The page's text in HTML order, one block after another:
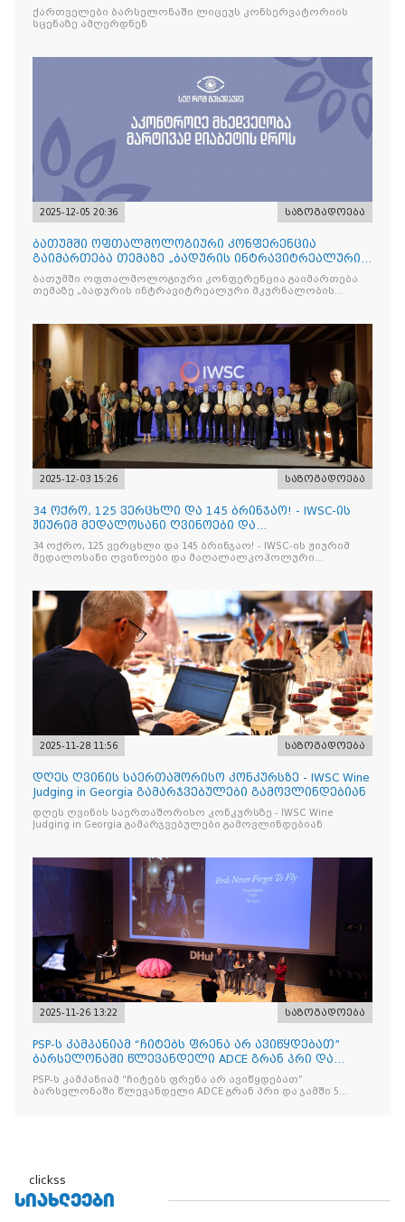
ქართველები ბარსელონაში ლიცეუს კონსერვატორიის
სცენაზე ამღერდნენ
2025-12-05 20:36 საზოგადოება
ბათუმში ოფთალმოლოგიური კონფერენცია
გაიმართება თემაზე „ბადურის ინტრავიტრეალური
მკურნალობის ოპტიმიზაცი
ბათუმში ოფთალმოლოგიური კონფერენცია გაიმართება
თემაზე „ბადურის ინტრავიტრეალური მკურნალობის
2025-12-03 15:26 საზოგადოება
34 ოქრო, 125 ვერცხლი და 145 ბრინჯაო! - IWSC-ის
ჟიურიმ მედალოსანი ღვინოები და
მაღალალკოჰოლური სასმელე
34 ოქრო, 125 ვერცხლი და 145 ბრინჯაო! - IWSC-ის ჟიურიმ
მედალოსანი ღვინოები და მაღალალკოჰოლური
2025-11-28 11:56 საზოგადოება
დღეს ღვინის საერთაშორისო კონკურსზე - IWSC Wine
Judging in Georgia გამარჯვებულები გამოვლინდებიან
დღეს ღვინის საერთაშორისო კონკურსზე - IWSC Wine
Judging in Georgia გამარჯვებულები გამოვლინდებიან
2025-11-26 13:22 საზოგადოება
PSP-ს კამპანიამ “ჩიტებს ფრენა არ ავიწყდებათ”
ბარსელონაში წლევანდელი ADCE გრან პრი და
ჯამში 5 ჯილდო მ
PSP-ს კამპანიამ “ჩიტებს ფრენა არ ავიწყდებათ”
ბარსელონაში წლევანდელი ADCE გრან პრი და ჯამში 5
clickss
ᲡᲘᲐᲮᲚᲔᲔᲑᲘ